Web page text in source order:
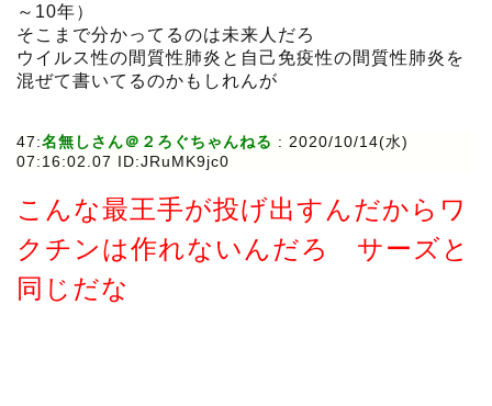
～10年）
そこまで分かってるのは未来人だろ
ウイルス性の間質性肺炎と自己免疫性の間質性肺炎を
混ぜて書いてるのかもしれんが
47:名無しさん＠２ろぐちゃんねる : 2020/10/14(水)
07:16:02.07 ID:JRuMK9jc0
こんな最王手が投げ出すんだからワ
クチンは作れないんだろ サーズと
同じだな